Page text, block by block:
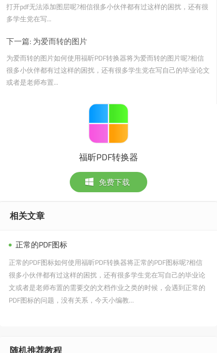
打开pdf无法添加图层呢?相信很多小伙伴都有过这样的困扰，还有很
多学生党在写...
下一篇: 为爱而转的图片
为爱而转的图片如何使用福昕PDF转换器将为爱而转的图片呢?相信
很多小伙伴都有过这样的困扰，还有很多学生党在写自己的毕业论文
或者是老师布置...
福昕PDF转换器
免费下载
相关文章
正常的PDF图标
正常的PDF图标如何使用福昕PDF转换器将正常的PDF图标呢?相信
很多小伙伴都有过这样的困扰，还有很多学生党在写自己的毕业论
文或者是老师布置的需要交的文档作业之类的时候，会遇到正常的
PDF图标的问题，没有关系，今天小编教…